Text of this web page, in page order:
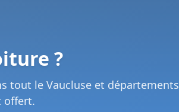
?
tout le Vaucluse et départements
offert.